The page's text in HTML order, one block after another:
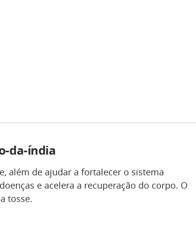
da-índia
além de ajudar a fortalecer o sistema
e acelera a recuperação do corpo. O
tosse.